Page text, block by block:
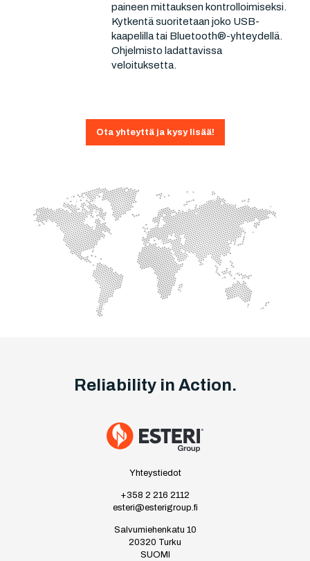
paineen mittauksen kontrolloimiseksi.
Kytkentä suoritetaan joko USB-
kaapelilla tai Bluetooth®-yhteydellä.
Ohjelmisto ladattavissa
veloituksetta.
Ota yhteyttä ja kysy lisää!
Reliability in Action.
Yhteystiedot
+358 2 216 2112
esteri@esterigroup.fi
Salvumiehenkatu 10
20320 Turku
SUOMI